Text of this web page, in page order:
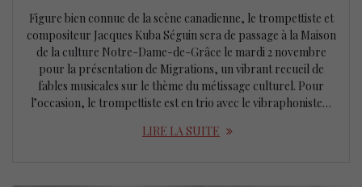
Figure bien connue de la scène canadienne, le trompettiste et
compositeur Jacques Kuba Séguin sera de passage à la Maison
de la culture Notre-Dame-de-Grâce le mardi 2 novembre
pour la présentation de Migrations, un vibrant recueil de
fables musicales sur le thème du métissage culturel. Pour
l’occasion, le trompettiste est en trio avec le vibraphoniste…
LIRE LA SUITE